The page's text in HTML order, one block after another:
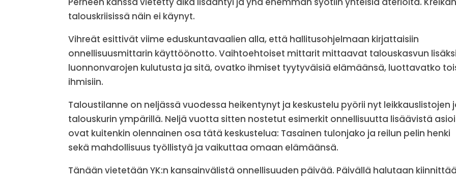
talouskriisissä näin ei käynyt.
Vihreät esittivät viime eduskuntavaalien alla, että hallitusohjelmaan kirjattaisiin
onnellisuusmittarin käyttöönotto. Vaihtoehtoiset mittarit mittaavat talouskasvun
luonnonvarojen kulutusta ja sitä, ovatko ihmiset tyytyväisiä elämäänsä, luottavatko
ihmisiin.
Taloustilanne on neljässä vuodessa heikentynyt ja keskustelu pyörii nyt leikkauslistojen
talouskurin ympärillä. Neljä vuotta sitten nostetut esimerkit onnellisuutta lisäävistä
ovat kuitenkin olennainen osa tätä keskustelua: Tasainen tulonjako ja reilun pelin henki
sekä mahdollisuus työllistyä ja vaikuttaa omaan elämäänsä.
Tänään vietetään YK:n kansainvälistä onnellisuuden päivää. Päivällä halutaan